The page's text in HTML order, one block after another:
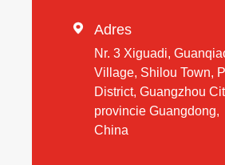
 Adres
Nr. 3 Xiguadi,
Village, Shilou Town,
District, Guangzhou
provincie Guangdong,
China